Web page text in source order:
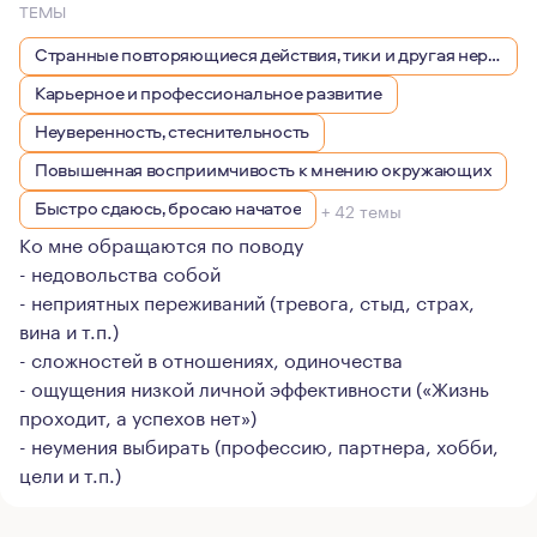
ТЕМЫ
Странные повторяющиеся действия, тики и другая нервная симптоматика
Карьерное и профессиональное развитие
Неуверенность, стеснительность
Повышенная восприимчивость к мнению окружающих
Быстро сдаюсь, бросаю начатое
+ 42 темы
Ко мне обращаются по поводу
- недовольства собой
- неприятных переживаний (тревога, стыд, страх,
вина и т.п.)
- сложностей в отношениях, одиночества
- ощущения низкой личной эффективности («Жизнь
проходит, а успехов нет»)
- неумения выбирать (профессию, партнера, хобби,
цели и т.п.)